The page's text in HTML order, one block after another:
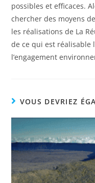
possibles et efficaces.
chercher des moyens
les réalisations de La
de ce qui est réalisable
l’engagement
VOUS DEVRIEZ